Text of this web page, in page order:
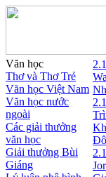
Văn học
Thơ và Thơ Trẻ
Văn học Việt Nam
Văn học nước
ngoài
Các giải thưởng
văn học
Giải thưởng Bùi
Giáng